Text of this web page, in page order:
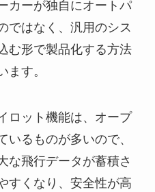
カーが独自にオートパ
ではなく、汎用のシス
む形で製品化する方法
ます。
ロット機能は、オープ
いるものが多いので、
な飛行データが蓄積さ
すくなり、安全性が高